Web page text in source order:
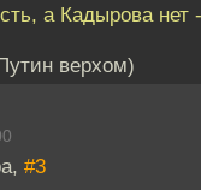
а Кадырова нет
верхом)
#3